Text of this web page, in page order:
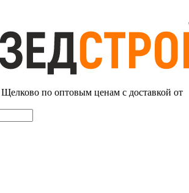
по оптовым ценам с доставкой от